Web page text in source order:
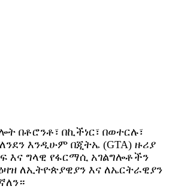
በቶሮንቶ፣ በኪችነር፣ በወተርሉ፣
እንዲሁም በጂትኤ (GTA) ዙሪያ
እና ግላዊ የፋርማሲ አገልግሎቶችን
ለኢትዮጵያዊያን እና ለኤርትራዊያን